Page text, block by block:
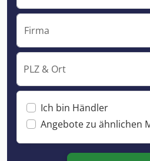
Firma
PLZ & Ort
Ich bin Händler
Angebote zu ähnlichen